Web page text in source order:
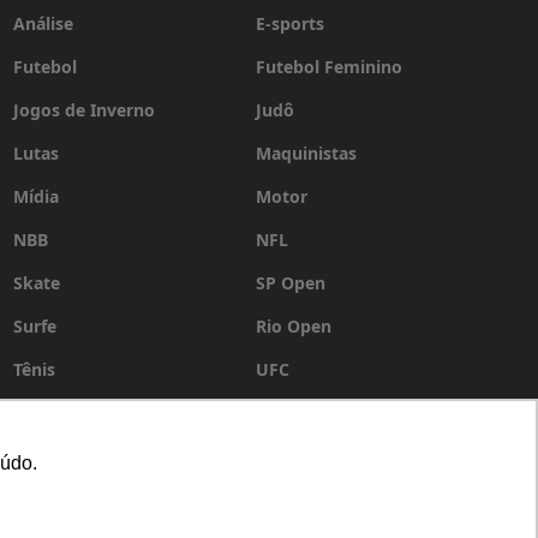
Análise
E-sports
Futebol
Futebol Feminino
Jogos de Inverno
Judô
Lutas
Maquinistas
Mídia
Motor
NBB
NFL
Skate
SP Open
Surfe
Rio Open
Tênis
UFC